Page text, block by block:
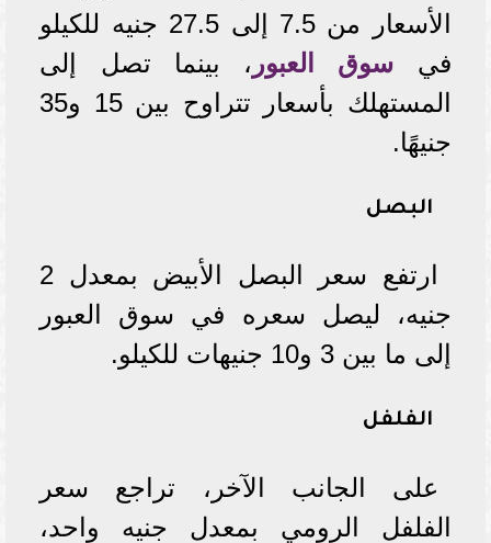
الأسعار من 7.5 إلى 27.5 جنيه للكيلو
في سوق العبور ، بينما تصل إلى
المستهلك بأسعار تتراوح بين 15 و35
جنيهًا.
البصل
ارتفع سعر البصل الأبيض بمعدل 2
جنيه، ليصل سعره في سوق العبور
إلى ما بين 3 و10 جنيهات للكيلو.
الفلفل
على الجانب الآخر، تراجع سعر
الفلفل الرومي بمعدل جنيه واحد،